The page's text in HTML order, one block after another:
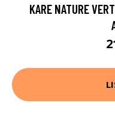
KARE NATURE